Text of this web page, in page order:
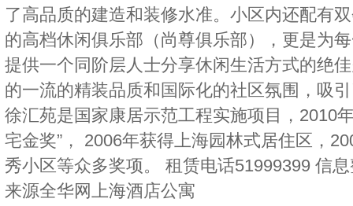
了高品质的建造和装修水准。小区内还配有
的高档休闲俱乐部（尚尊俱乐部），更是为
提供一个同阶层人士分享休闲生活方式的绝
的一流的精装品质和国际化的社区氛围，吸
徐汇苑是国家康居示范工程实施项目，2010
宅金奖”， 2006年获得上海园林式居住区，
秀小区等众多奖项。 租赁电话51999399 信
来源全华网上海酒店公寓